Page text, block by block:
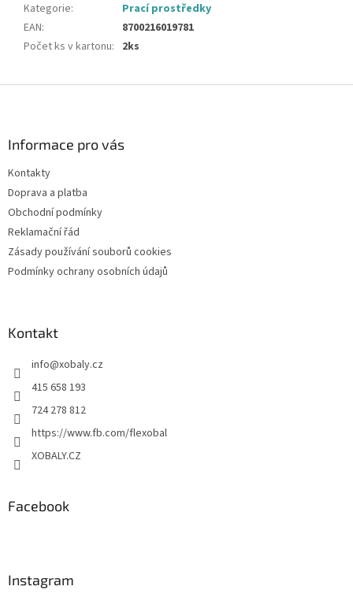
Kategorie:
Prací prostředky
EAN:
8700216019781
Počet ks v kartonu: 2ks
Informace pro vás
Kontakty
Doprava a platba
Obchodní podmínky
Reklamační řád
Zásady používání souborů cookies
Podmínky ochrany osobních údajů
Kontakt
info@xobaly.cz
415 658 193
724 278 812
https://www.fb.com/flexobal
XOBALY.CZ
Facebook
Instagram